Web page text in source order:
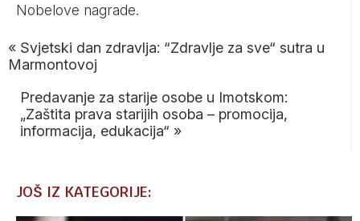
Nobelove nagrade.
« Svjetski dan zdravlja: “Zdravlje za sve“ sutra u
Marmontovoj
Predavanje za starije osobe u Imotskom:
„Zaštita prava starijih osoba – promocija,
informacija, edukacija“ »
JOŠ IZ KATEGORIJE: